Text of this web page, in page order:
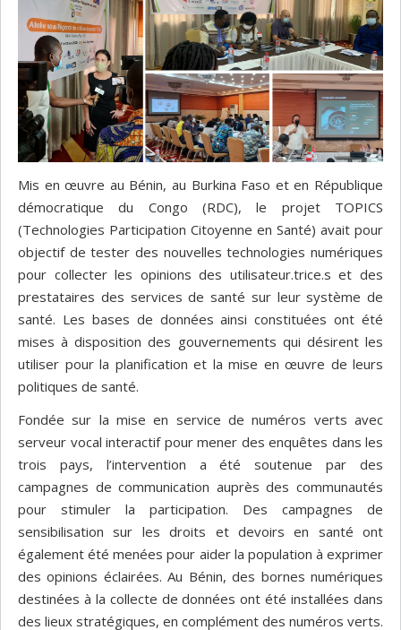
Mis en œuvre au Bénin, au Burkina Faso et en République
démocratique du Congo (RDC), le projet TOPICS
(Technologies Participation Citoyenne en Santé) avait pour
objectif de tester des nouvelles technologies numériques
pour collecter les opinions des utilisateur.trice.s et des
prestataires des services de santé sur leur système de
santé. Les bases de données ainsi constituées ont été
mises à disposition des gouvernements qui désirent les
utiliser pour la planification et la mise en œuvre de leurs
politiques de santé.
Fondée sur la mise en service de numéros verts avec
serveur vocal interactif pour mener des enquêtes dans les
trois pays, l’intervention a été soutenue par des
campagnes de communication auprès des communautés
pour stimuler la participation. Des campagnes de
sensibilisation sur les droits et devoirs en santé ont
également été menées pour aider la population à exprimer
des opinions éclairées. Au Bénin, des bornes numériques
destinées à la collecte de données ont été installées dans
des lieux stratégiques, en complément des numéros verts.